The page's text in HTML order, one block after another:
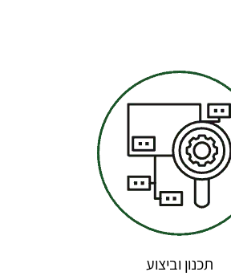
תכנון וביצוע